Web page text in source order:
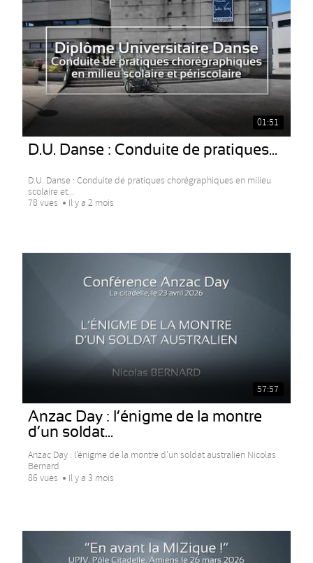
01:51
D.U. Danse : Conduite de pratiques...
D.U. Danse : Conduite de pratiques chorégraphiques en milieu
scolaire et...
78 vues
Il y a 2 mois
57:57
Anzac Day : l’énigme de la montre
d’un soldat...
Anzac Day : l’énigme de la montre d’un soldat australien Nicolas
Bernard
86 vues
Il y a 3 mois